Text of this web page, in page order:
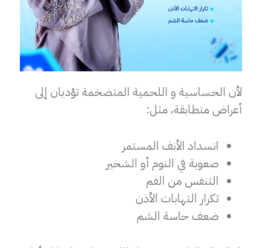
لأن الحساسية و اللحمية المتضخمة تؤديان إلى
أعراض متطابقة، مثل:
انسداد الأنف المستمر
صعوبة في النوم أو الشخير
التنفس من الفم
تكرار التهابات الأذن
ضعف حاسة الشم